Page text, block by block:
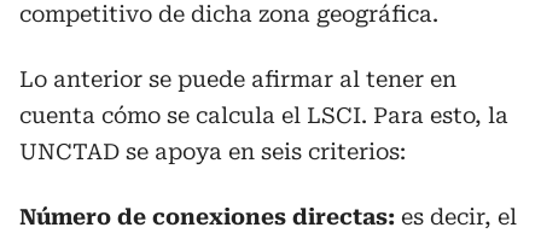
competitivo de dicha zona geográfica.
Lo anterior se puede afirmar al tener en
cuenta cómo se calcula el LSCI. Para esto, la
UNCTAD se apoya en seis criterios:
Número de conexiones directas: es decir, el